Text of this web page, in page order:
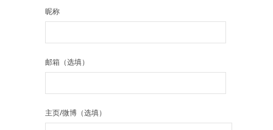
昵称
邮箱（选填）
主页/微博（选填）